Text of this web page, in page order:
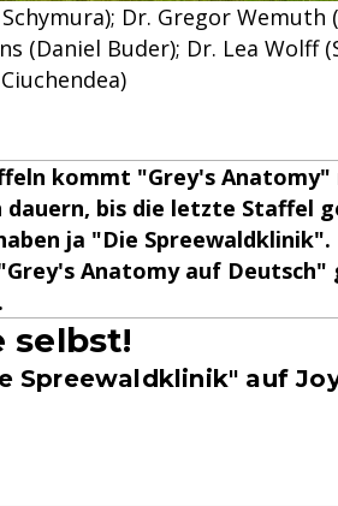
Dr. Gregor
(Daniel Buder); Dr. Lea Wolff
kommt "Grey's
dauern, bis die letzte Staffel
ja "Die
Anatomy auf Deutsch"
selbst!
Spreewaldklinik" auf